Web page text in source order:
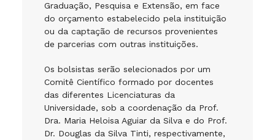
Graduação, Pesquisa e Extensão, em face
do orçamento estabelecido pela instituição
ou da captação de recursos provenientes
de parcerias com outras instituições.
Os bolsistas serão selecionados por um
Comitê Científico formado por docentes
das diferentes Licenciaturas da
Universidade, sob a coordenação da Prof.
Dra. Maria Heloisa Aguiar da Silva e do Prof.
Dr. Douglas da Silva Tinti, respectivamente,